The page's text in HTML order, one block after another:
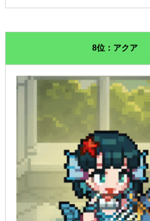
8位：アクア